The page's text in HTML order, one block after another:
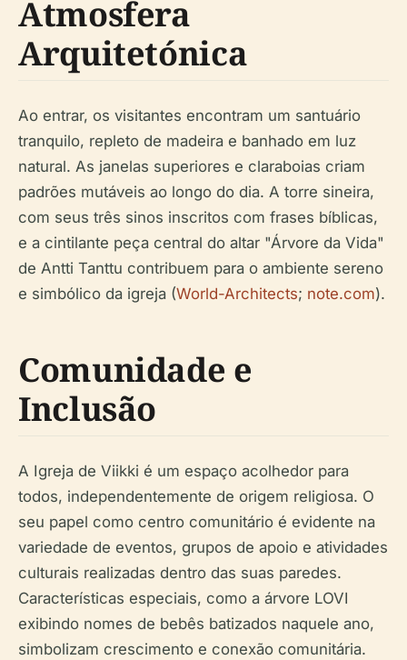
Atmosfera
Arquitetónica
Ao entrar, os visitantes encontram um santuário
tranquilo, repleto de madeira e banhado em luz
natural. As janelas superiores e claraboias criam
padrões mutáveis ao longo do dia. A torre sineira,
com seus três sinos inscritos com frases bíblicas,
e a cintilante peça central do altar "Árvore da Vida"
de Antti Tanttu contribuem para o ambiente sereno
e simbólico da igreja (World-Architects; note.com).
Comunidade e
Inclusão
A Igreja de Viikki é um espaço acolhedor para
todos, independentemente de origem religiosa. O
seu papel como centro comunitário é evidente na
variedade de eventos, grupos de apoio e atividades
culturais realizadas dentro das suas paredes.
Características especiais, como a árvore LOVI
exibindo nomes de bebês batizados naquele ano,
simbolizam crescimento e conexão comunitária.